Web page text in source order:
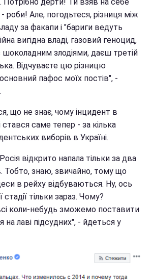
Потрібно дерти! Ти взяв на себе
- роби! Але, погодьтеся, різниця між
за факапи і "бариги ведуть
вигідна владі, газовий геноцид,
шоколадним злодіями, даєш третій
Відчуваєте цю різницю
пафос моїх постів", -
що не знає, чому інцидент в
саме тепер - за кілька
виборів в Україні.
відкрито напала тільки за два
Тобто, знаю, звичайно, тому що
в рейху відбуваються. Ну, ось
стадії тільки зараз. Чому?
коли-небудь зможемо поставити
на лаві підсудних", - йдеться у